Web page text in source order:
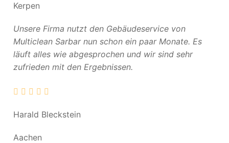
Kerpen
Unsere Firma nutzt den Gebäudeservice von
Multiclean Sarbar nun schon ein paar Monate. Es
läuft alles wie abgesprochen und wir sind sehr
zufrieden mit den Ergebnissen.
Harald Bleckstein
Aachen